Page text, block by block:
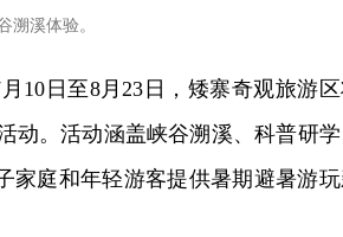
溯溪体验。
月10日至8月23日，矮寨奇观旅游
动。活动涵盖峡谷溯溪、科普研学
家庭和年轻游客提供暑期避暑游